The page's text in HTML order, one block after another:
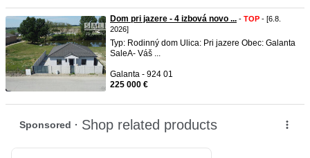
Dom pri jazere - 4 izbová novo ... - TOP - [6.8.
2026]
Typ: Rodinný dom Ulica: Pri jazere Obec: Galanta
SaleA- Váš ...
Galanta - 924 01
225 000 €